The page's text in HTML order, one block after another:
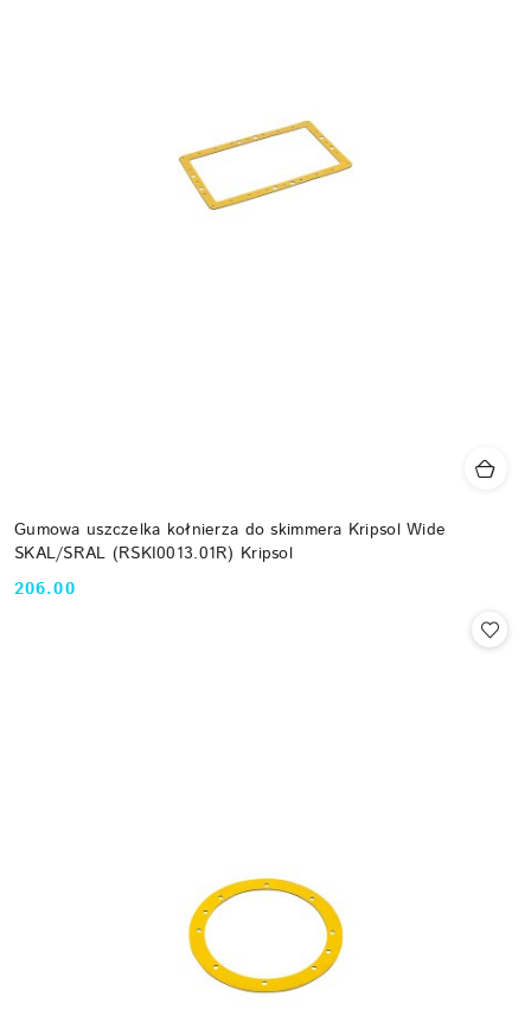
Gumowa uszczelka kołnierza do skimmera Kripsol Wide
SKAL/SRAL (RSKI0013.01R) Kripsol
Cena:
206.00